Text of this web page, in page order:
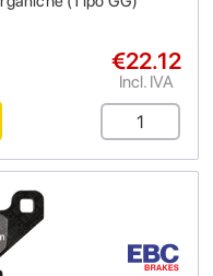
€22.12
Incl. IVA